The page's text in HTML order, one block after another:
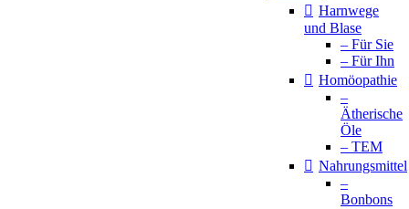
Harnwege
und Blase
– Für Sie
– Für Ihn
Homöopathie
–
Ätherische
Öle
– TEM
Nahrungsmittel
–
Bonbons